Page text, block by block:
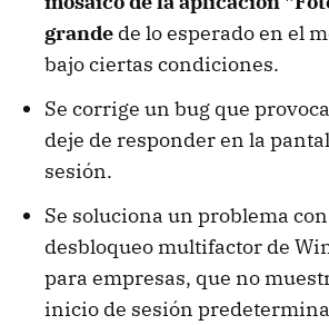
grande de lo esperado en el
bajo ciertas condiciones.
Se corrige un bug que
deje de responder en la
sesión.
Se soluciona un problema
desbloqueo multifactor de
para empresas, que no
inicio de sesión